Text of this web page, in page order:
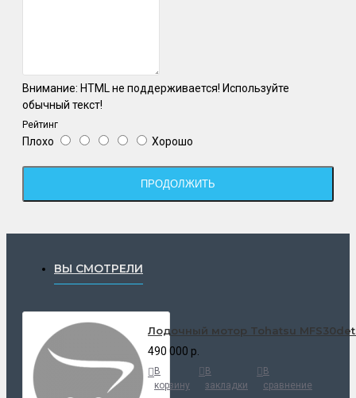
Внимание: HTML не поддерживается! Используйте
обычный текст!
Рейтинг
Плохо Хорошо
ПРОДОЛЖИТЬ
ВЫ СМОТРЕЛИ
Лодочный мотор Tohatsu
490 000 р.
В
корзину
В
закладки
В
сравнение